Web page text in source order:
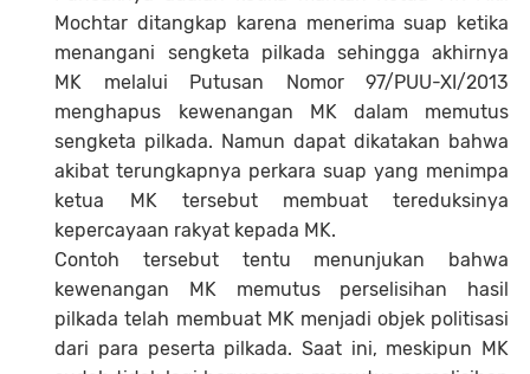
Mochtar ditangkap karena menerima suap ketika
menangani sengketa pilkada sehingga akhirnya
MK melalui Putusan Nomor 97/PUU-XI/2013
menghapus kewenangan MK dalam memutus
sengketa pilkada. Namun dapat dikatakan bahwa
akibat terungkapnya perkara suap yang menimpa
ketua MK tersebut membuat tereduksinya
kepercayaan rakyat kepada MK.
Contoh tersebut tentu menunjukan bahwa
kewenangan MK memutus perselisihan hasil
pilkada telah membuat MK menjadi objek politisasi
dari para peserta pilkada. Saat ini, meskipun MK